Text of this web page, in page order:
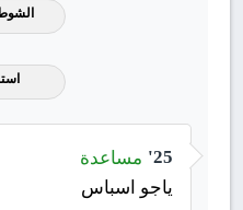
25' مساعدة
ياجو اسباس